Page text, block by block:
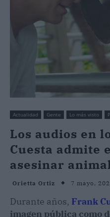
Actualidad Gente Lo más visto
Los audios en
Cuesta admite
asesinar
Orietta Ortiz 7 mayo,
Durante años, Frank
imagen pública como